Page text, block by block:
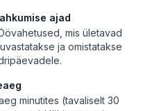
ajad
mis ületavad
ja omistatakse
minutites (tavaliselt 30